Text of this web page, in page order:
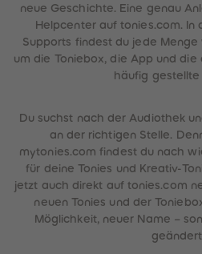
neue Geschichte. Eine genau
Helpcenter auf tonies.com. In
Supports findest du jede
um die Toniebox, die App und
häufig gestellte
Du suchst nach der Audiothek
an der richtigen Stelle.
mytonies.com findest du nach
für deine Tonies und Kreativ-
jetzt auch direkt auf tonies.com
neuen Tonies und der
Möglichkeit, neuer Name –